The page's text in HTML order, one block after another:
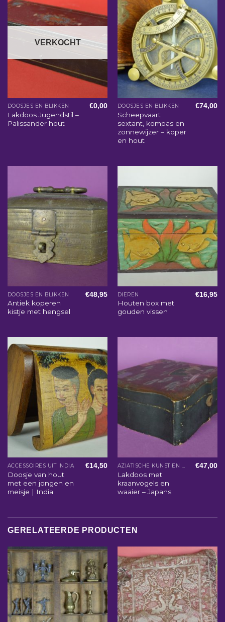
VERKOCHT
DOOSJES EN BLIKKEN
Lakdoos Jugendstil –
Palissander hout
€0,00 DOOSJES EN BLIKKEN
Scheepvaart
sextant, kompas en
zonnewijzer – koper
en hout
€74,00
DOOSJES EN BLIKKEN
Antiek koperen
kistje met hengsel
€48,95 DIEREN
Houten box met
gouden vissen
€16,95
ACCESSOIRES UIT INDIA
Doosje van hout
met een jongen en
meisje | India
€14,50 AZIATISCHE KUNST EN WOONACCESSOIRES
Lakdoos met
kraanvogels en
waaier – Japans
€47,00
GERELATEERDE PRODUCTEN